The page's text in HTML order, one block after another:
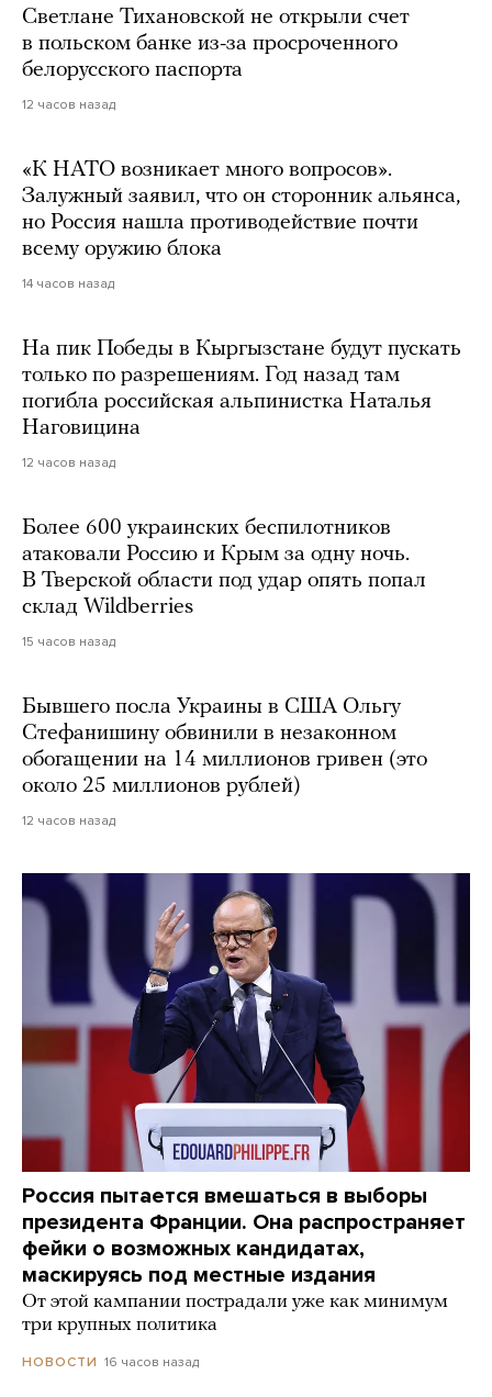
Светлане Тихановской не открыли счет
в польском банке из-за просроченного
белорусского паспорта
12 часов назад
«К НАТО возникает много вопросов».
Залужный заявил, что он сторонник альянса,
но Россия нашла противодействие почти
всему оружию блока
14 часов назад
На пик Победы в Кыргызстане будут пускать
только по разрешениям. Год назад там
погибла российская альпинистка Наталья
Наговицина
12 часов назад
Более 600 украинских беспилотников
атаковали Россию и Крым за одну ночь.
В Тверской области под удар опять попал
склад Wildberries
15 часов назад
Бывшего посла Украины в США Ольгу
Стефанишину обвинили в незаконном
обогащении на 14 миллионов гривен (это
около 25 миллионов рублей)
12 часов назад
Россия пытается вмешаться в выборы
президента Франции. Она распространяет
фейки о возможных кандидатах,
маскируясь под местные издания
От этой кампании пострадали уже как минимум
три крупных политика
НОВОСТИ 16 часов назад